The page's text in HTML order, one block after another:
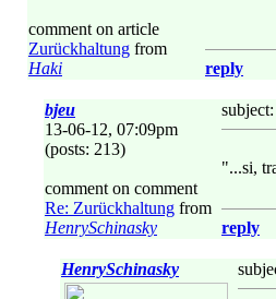
comment on article
Zurückhaltung from
Haki
reply
bjeu
13-06-12, 07:09pm
(posts: 213)
comment on comment
Re: Zurückhaltung from
HenrySchinasky
subject:
"...si,
reply
HenrySchinasky